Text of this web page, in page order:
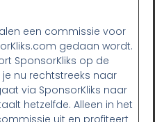
een commissie voor
gedaan wordt.
SponsorKliks op de
je nu rechtstreeks naar
via SponsorKliks naar
hetzelfde. Alleen in het